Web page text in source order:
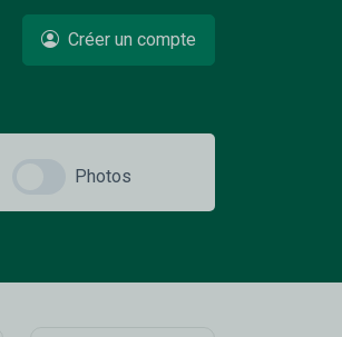
Créer un compte
Photos